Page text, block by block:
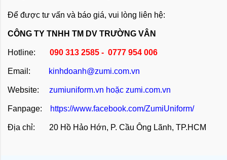
Để được tư vấn và báo giá, vui lòng liên hệ:
CÔNG TY TNHH TM DV TRƯỜNG VÂN
Hotline: 090 313 2585 - 0777 954 006
Email: kinhdoanh@zumi.com.vn
Website: zumiuniform.vn hoặc zumi.com.vn
Fanpage: https://www.facebook.com/ZumiUniform/
Địa chỉ: 20 Hồ Hảo Hớn, P. Cầu Ông Lãnh, TP.HCM